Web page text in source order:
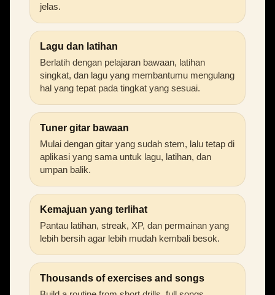
jelas.
Lagu dan latihan
Berlatih dengan pelajaran bawaan, latihan
singkat, dan lagu yang membantumu mengulang
hal yang tepat pada tingkat yang sesuai.
Tuner gitar bawaan
Mulai dengan gitar yang sudah stem, lalu tetap di
aplikasi yang sama untuk lagu, latihan, dan
umpan balik.
Kemajuan yang terlihat
Pantau latihan, streak, XP, dan permainan yang
lebih bersih agar lebih mudah kembali besok.
Thousands of exercises and songs